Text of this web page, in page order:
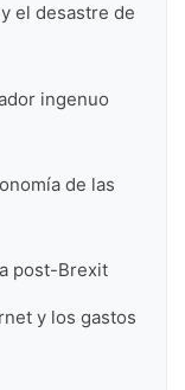
el desastre de
ingenuo
de las
post-Brexit
y los gastos